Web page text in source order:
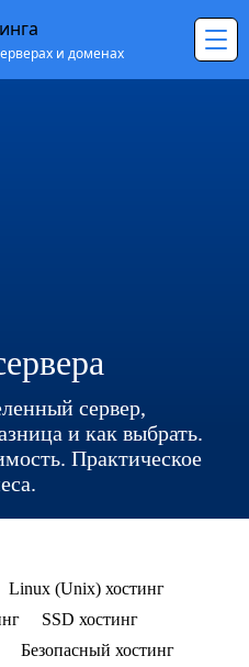
и доменах
сервер,
и как выбрать.
Практическое
Linux (Unix) хостинг
SSD хостинг
Безопасный хостинг